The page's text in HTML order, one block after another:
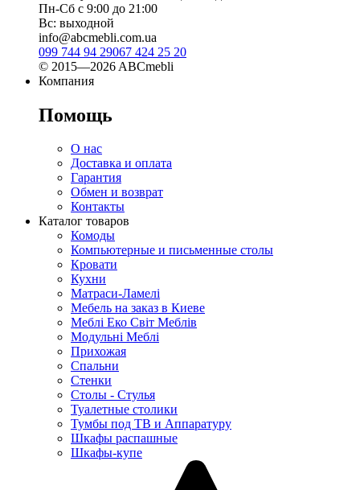
Пн-Сб с 9:00 до 21:00
Вс: выходной
info@abcmebli.com.ua
099 744 94 29067 424 25 20
© 2015—2026 ABCmebli
Компания
Помощь
О нас
Доставка и оплата
Гарантия
Обмен и возврат
Контакты
Каталог товаров
Комоды
Компьютерные и письменные столы
Кровати
Кухни
Матраси-Ламелі
Мебель на заказ в Киеве
Меблі Еко Світ Меблів
Модульні Меблі
Прихожая
Спальни
Стенки
Столы - Стулья
Туалетные столики
Тумбы под ТВ и Аппаратуру
Шкафы распашные
Шкафы-купе